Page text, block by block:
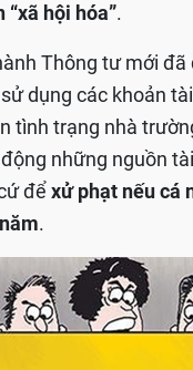
hội hóa”.
Thông tư mới
dụng các khoản
tình trạng nhà
những nguồn
để xử phạt nếu cá
.